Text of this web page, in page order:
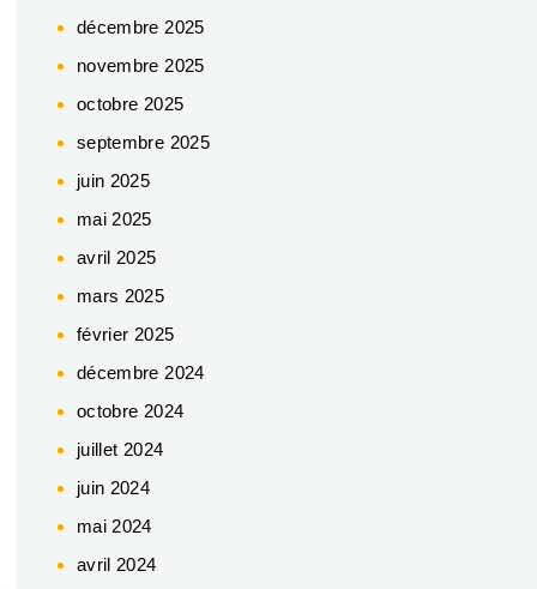
décembre 2025
novembre 2025
octobre 2025
septembre 2025
juin 2025
mai 2025
avril 2025
mars 2025
février 2025
décembre 2024
octobre 2024
juillet 2024
juin 2024
mai 2024
avril 2024